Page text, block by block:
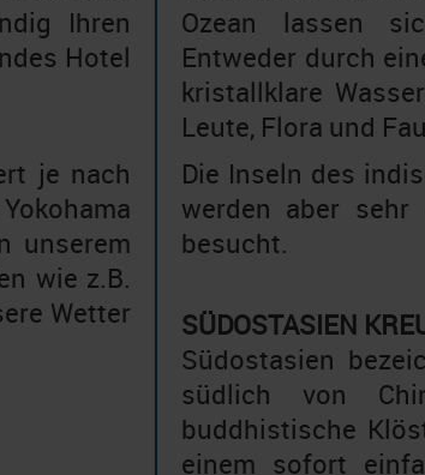
Ihren
Hotel
je nach
unserem
wie z.B.
Wetter
Ozean lassen
Entweder durch
kristallklare
Leute, Flora und
Die Inseln des
werden aber sehr
besucht.
SÜDOSTASIEN
Südostasien
südlich von
buddhistische
einem sofort